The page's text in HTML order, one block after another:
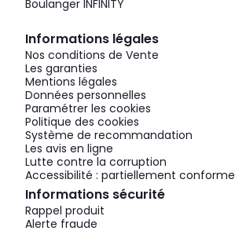
Boulanger INFINITY
Informations légales
Nos conditions de Vente
Les garanties
Mentions légales
Données personnelles
Paramétrer les cookies
Politique des cookies
Système de recommandation
Les avis en ligne
Lutte contre la corruption
Accessibilité : partiellement conforme
Informations sécurité
Rappel produit
Alerte fraude